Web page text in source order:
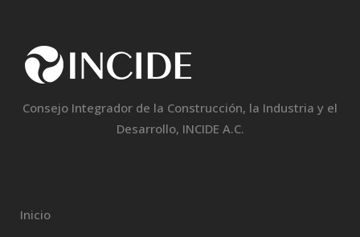
Consejo Integrador de la Construcción, la Industria y el
Desarrollo, INCIDE A.C.
Inicio